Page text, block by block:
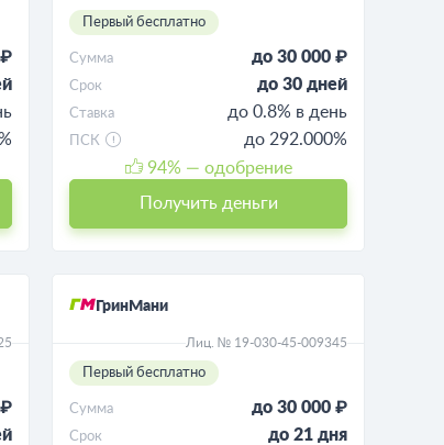
Первый бесплатно
Сумма до 30 000 ₽
Срок до 30 дней
Ставка до 0.8% в день
ПСК
до 292.000%
94% — одобрение
Получить деньги
ГринМани
Лиц. № 19-030-45-009345
Первый бесплатно
Сумма до 30 000 ₽
Срок до 21 дня